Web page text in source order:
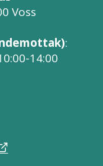
Voss
:
14:00